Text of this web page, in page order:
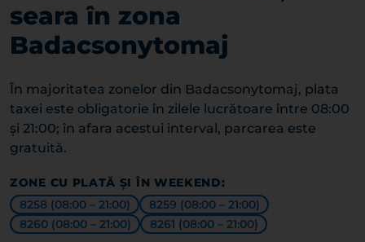
seara în zona
Badacsonytomaj
În majoritatea zonelor din Badacsonytomaj, plata
taxei este obligatorie în zilele lucrătoare între 08:00
și 21:00; în afara acestui interval, parcarea este
gratuită.
ZONE CU PLATĂ ȘI ÎN WEEKEND:
8258 (08:00 – 21:00)
8259 (08:00 – 21:00)
8260 (08:00 – 21:00)
8261 (08:00 – 21:00)